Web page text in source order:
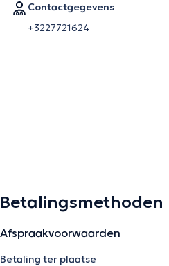
Contactgegevens
+3227721624
Betalingsmethoden
Afspraakvoorwaarden
Betaling ter plaatse